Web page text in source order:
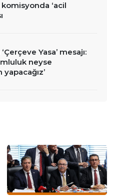
komisyonda ‘acil
Yasa’ mesajı:
neyse